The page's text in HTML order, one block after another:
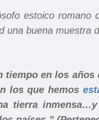
estoico romano
una buena muestra
tiempo en los
los que hemos
tierra